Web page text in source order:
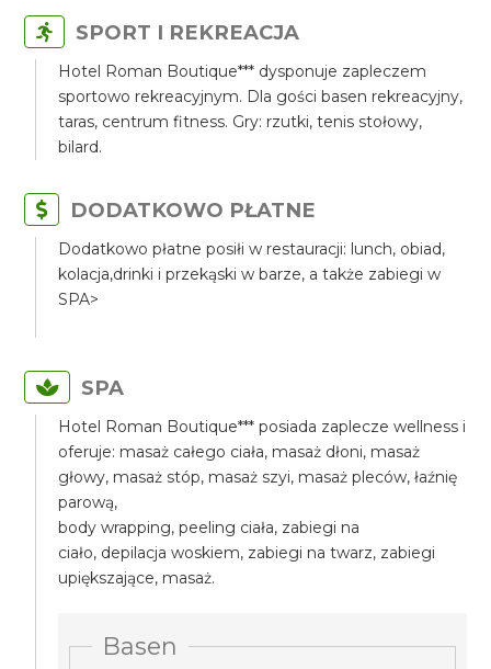
SPORT I REKREACJA
Hotel Roman Boutique*** dysponuje zapleczem
sportowo rekreacyjnym. Dla gości basen rekreacyjny,
taras, centrum fitness. Gry: rzutki, tenis stołowy,
bilard.
DODATKOWO PŁATNE
Dodatkowo płatne posiłi w restauracji: lunch, obiad,
kolacja,drinki i przekąski w barze, a także zabiegi w
SPA>
SPA
Hotel Roman Boutique*** posiada zaplecze wellness i
oferuje: masaż całego ciała, masaż dłoni, masaż
głowy, masaż stóp, masaż szyi, masaż pleców, łaźnię
parową,
body wrapping, peeling ciała, zabiegi na
ciało, depilacja woskiem, zabiegi na twarz, zabiegi
upiększające, masaż.
Basen